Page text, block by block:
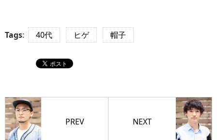
Tags: 40代 ヒゲ 帽子
PREV NEXT